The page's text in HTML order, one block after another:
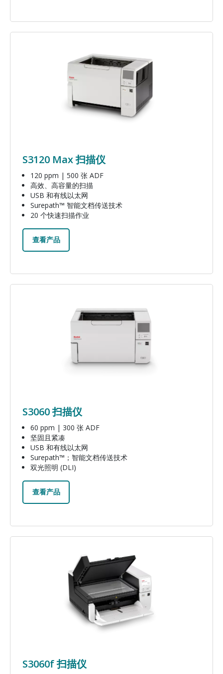
S3120 Max 扫描仪
120 ppm | 500 张 ADF
高效、高容量的扫描
USB 和有线以太网
Surepath™ 智能文档传送技术
20 个快速扫描作业
查看产品
图像
S3060 扫描仪
60 ppm | 300 张 ADF
坚固且紧凑
USB 和有线以太网
Surepath™；智能文档传送技术
双光照明 (DLI)
查看产品
图像
S3060f 扫描仪